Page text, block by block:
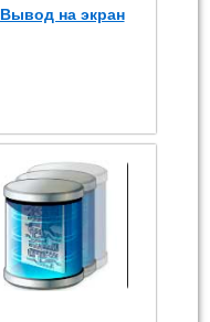
Вывод на экран